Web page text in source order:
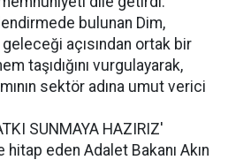
bulunan Dim,
açısından ortak bir
taşıdığını vurgulayarak,
sektör adına umut verici
SUNMAYA HAZIRIZ'
eden Adalet Bakanı Akın